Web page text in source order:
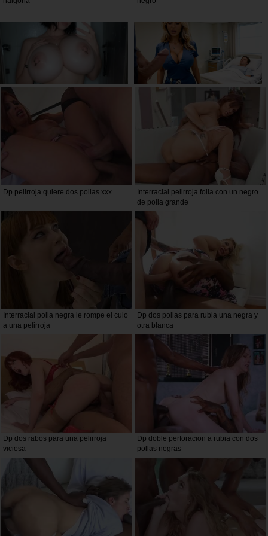
Dp pelirroja quiere dos pollas xxx
Interracial pelirroja folla con un negro
de polla grande
Interracial polla negra le rompe el culo
a una pelirroja
Dp dos pollas para rubia una negra y
otra blanca
Dp dos rabos para una pelirroja
viciosa
Dp doble perforacion a rubia con dos
pollas negras